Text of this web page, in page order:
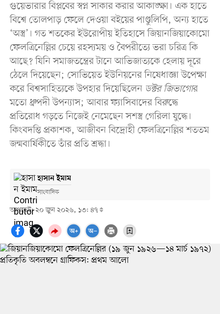
গুয়েভারার বিপ্লবের স্বপ্ন সাকার করার আকাঙ্ক্ষা। এক হাতে
বিশ্বে তোলপাড় ফেলে দেওয়া বইয়ের পাণ্ডুলিপি, অন্য হাতে
‘অস্ত্র’। গত শতকের ইউরোপীয় ইতিহাসে জিয়ানজিয়াকোমো
ফেলত্রিনেল্লির চেয়ে রহস্যময় ও বৈপরীত্যে ভরা চরিত্র কি
আছে? যিনি সমাজতন্ত্রের টানে আভিজাত্যকে হেলায় দূরে
ঠেলে দিয়েছেন; সোভিয়েত ইউনিয়নের নিষেধাজ্ঞা উপেক্ষা
করে বিশ্বসাহিত্যকে উপহার দিয়েছিলেন ডক্টর জিভাগোর
মতো ধ্রুপদী উপন্যাস; আবার ফ্যাসিবাদের বিরুদ্ধে
প্রতিরোধ গড়তে নিজেই নেমেছেন সশস্ত্র গেরিলা যুদ্ধে।
কিংবদন্তি প্রকাশক, আজীবন বিদ্রোহী ফেলত্রিনেল্লির শততম
জন্মবার্ষিকীতে তাঁর প্রতি শ্রদ্ধা।
হাসান ইমাম
সাংবাদিক
আপডেট: ২০ জুন ২০২৬, ১৩: ৪৭